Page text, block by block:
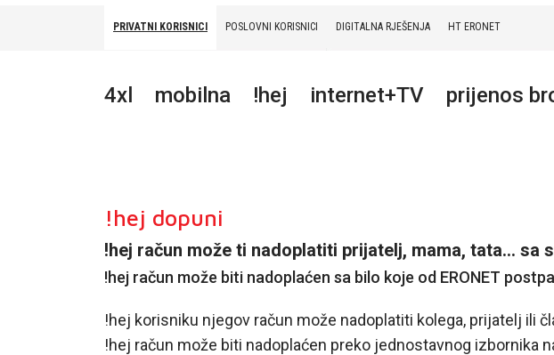
PRIVATNI KORISNICI POSLOVNI KORISNICI DIGITALNA RJEŠENJA HT ERONET
4xl mobilna !hej internet+TV prijenos
PRIJENOS BROJA
!hej dopuni
!hej račun može ti nadoplatiti prijatelj, mama, tata... sa
!hej račun može biti nadoplaćen sa bilo koje od ERONET
!hej korisniku njegov račun može nadoplatiti kolega, prijatelj ili
!hej račun može biti nadoplaćen preko jednostavnog izbornika